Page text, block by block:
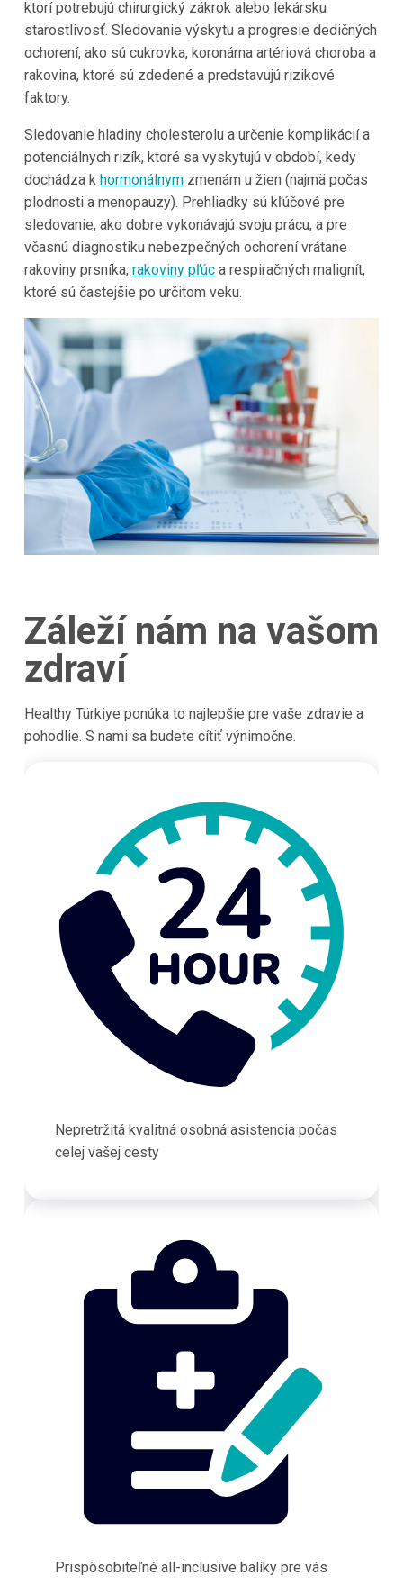
ktorí potrebujú chirurgický zákrok alebo lekársku
starostlivosť. Sledovanie výskytu a progresie dedičných
ochorení, ako sú cukrovka, koronárna artériová choroba a
rakovina, ktoré sú zdedené a predstavujú rizikové
faktory.
Sledovanie hladiny cholesterolu a určenie komplikácií a
potenciálnych rizík, ktoré sa vyskytujú v období, kedy
dochádza k hormonálnymzmenám u žien (najmä počas
plodnosti a menopauzy). Prehliadky sú kľúčové pre
sledovanie, ako dobre vykonávajú svoju prácu, a pre
včasnú diagnostiku nebezpečných ochorení vrátane
rakoviny prsníka, rakoviny pľúca respiračných malignít,
ktoré sú častejšie po určitom veku.
Záleží nám na vašom
zdraví
Healthy Türkiye ponúka to najlepšie pre vaše zdravie a
pohodlie. S nami sa budete cítiť výnimočne.
Nepretržitá kvalitná osobná asistencia počas
celej vašej cesty
Prispôsobiteľné all-inclusive balíky pre vás